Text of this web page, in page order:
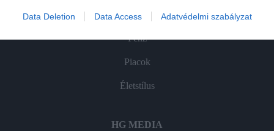
Data Deletion Data Access Adatvédelmi szabályzat
Agrár
Pénz
Piacok
Életstílus
HG MEDIA